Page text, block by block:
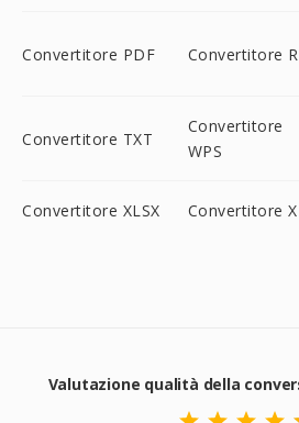
Convertitore PDF Convertitore
Convertitore TXT
Convertitore
WPS
Convertitore XLSX Convertitore
Valutazione qualità della